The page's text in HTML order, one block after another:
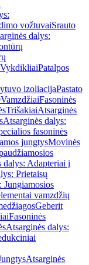
vožtuvaiSrauto
dalys:
VykdikliaiPatalpos
izoliacijaPastato
VamzdžiaiFasoninės
TrišakiaiAtsarginės
Atsarginės dalys:
fasoninės
jungtysMovinės
dalys: Adapteriai į
Prietaisų
Jungiamosios
vamzdžių
Geberit
Fasoninės
Atsarginės dalys:
Atsarginės